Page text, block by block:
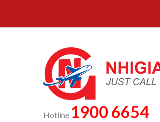
content
Hotline 1900 6654